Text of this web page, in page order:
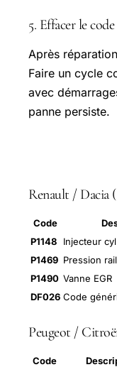
5. Effacer le
Après
Faire un cycle
avec
panne persiste.
Renault / Dacia
Code
P1148
Injecteur cyl
P1469 Pression
P1490 Vanne EGR
DF026 Code
Peugeot /
Code